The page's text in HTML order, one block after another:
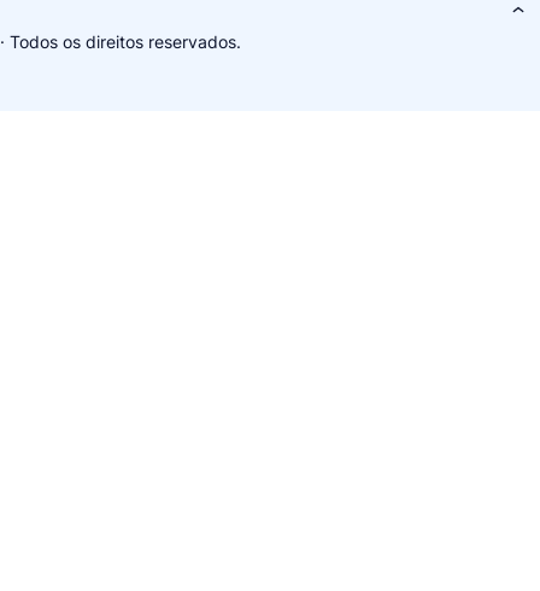
· Todos os direitos reservados.